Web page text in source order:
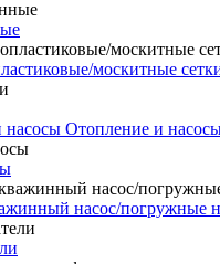
москитные
Отопление и
насос/погружные